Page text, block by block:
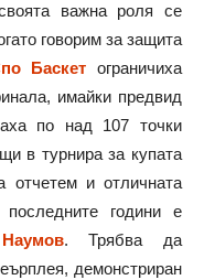
важна роля се
говорим за защита
Баскет ограничиха
имайки предвид
по над 107 точки
в турнира за купата
отчетем и отличната
години е
. Трябва да
демонстриран